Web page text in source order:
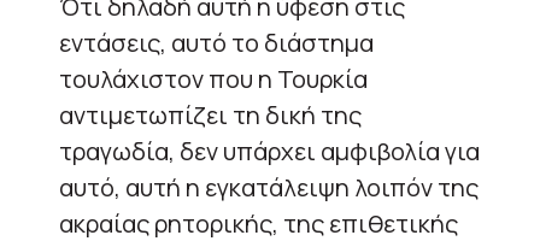
εντάσεις, αυτό το διάστημα
τουλάχιστον που η Τουρκία
αντιμετωπίζει τη δική της
τραγωδία, δεν υπάρχει αμφιβολία για
αυτό, αυτή η εγκατάλειψη λοιπόν της
ακραίας ρητορικής, της επιθετικής